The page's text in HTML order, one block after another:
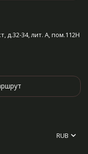
д.32-34, лит. А, пом.112Н
RUB